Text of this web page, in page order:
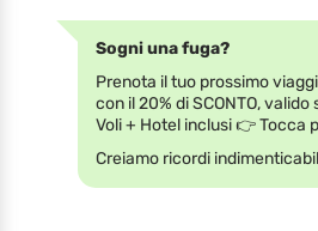
Sogni una fuga?
Prenota il tuo prossimo
con il 20% di SCONTO,
Voli + Hotel inclusi 👉 Tocca
Creiamo ricordi